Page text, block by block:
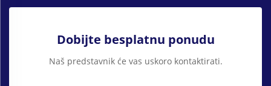
Dobijte besplatnu ponudu
Naš predstavnik će vas uskoro kontaktirati.